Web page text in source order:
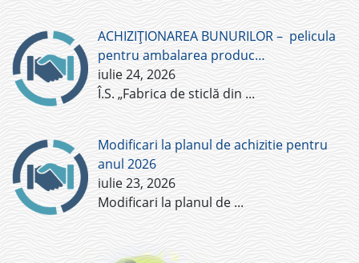
ACHIZIȚIONAREA BUNURILOR – pelicula
pentru ambalarea produc…
iulie 24, 2026
Î.S. „Fabrica de sticlă din ...
Modificari la planul de achizitie pentru
anul 2026
iulie 23, 2026
Modificari la planul de ...